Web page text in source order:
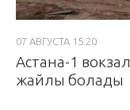
07 АВГУСТА 15:20
Астана-1
жайлы болады